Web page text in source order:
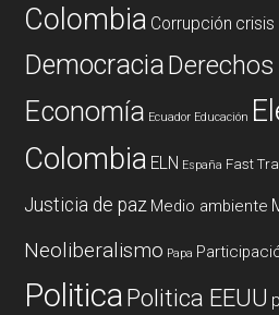
Colombia Corrupción crisis
Democracia
Economía Ecuador Educación
Colombia ELN España Fast
Justicia de paz Medio ambiente
Neoliberalismo Papa
PoliticaPolitica EEUU